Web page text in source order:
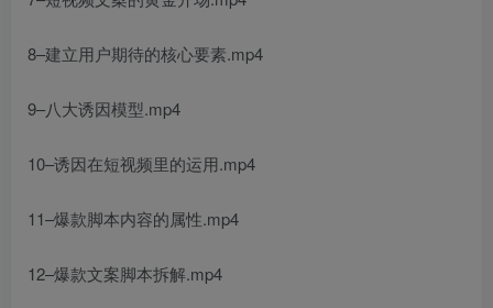
8–建立用户期待的核心要素.mp4
9–八大诱因模型.mp4
10–诱因在短视频里的运用.mp4
11–爆款脚本内容的属性.mp4
12–爆款文案脚本拆解.mp4